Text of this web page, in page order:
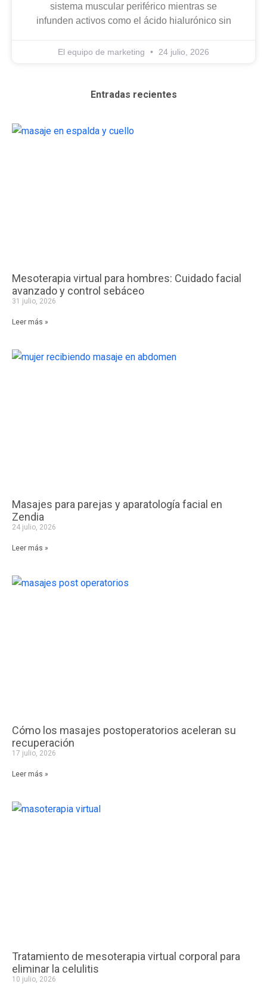
sistema muscular periférico mientras se
infunden activos como el ácido hialurónico sin
El equipo de marketing 24 julio, 2026
Entradas recientes
Mesoterapia virtual para hombres: Cuidado facial
avanzado y control sebáceo
31 julio, 2026
Leer más »
Masajes para parejas y aparatología facial en
Zendia
24 julio, 2026
Leer más »
Cómo los masajes postoperatorios aceleran su
recuperación
17 julio, 2026
Leer más »
Tratamiento de mesoterapia virtual corporal para
eliminar la celulitis
10 julio, 2026